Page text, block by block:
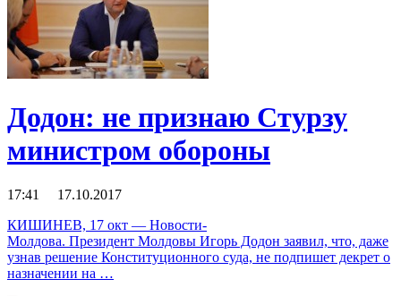
Додон: не признаю Стурзу
министром обороны
17:41 17.10.2017
КИШИНЕВ, 17 окт — Новости-
Молдова. Президент Молдовы Игорь Додон заявил, что, даже
узнав решение Конституционного суда, не подпишет декрет о
назначении на …